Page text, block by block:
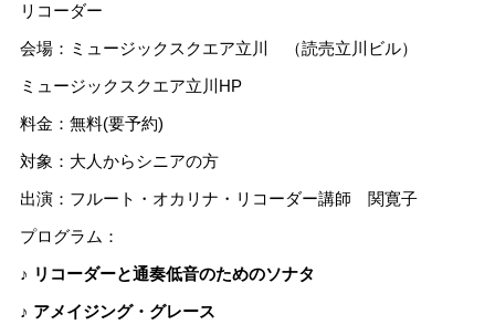
リコーダー
会場：ミュージックスクエア立川 （読売立川ビル）
ミュージックスクエア立川HP
料金：無料(要予約)
対象：大人からシニアの方
出演：フルート・オカリナ・リコーダー講師 関寛子
プログラム：
♪ リコーダーと通奏低音のためのソナタ
♪ アメイジング・グレース